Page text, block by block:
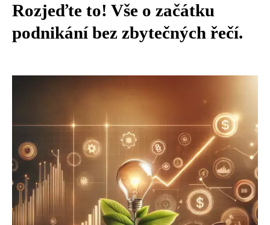
Rozjeďte to! Vše o začátku
podnikání bez zbytečných řečí.